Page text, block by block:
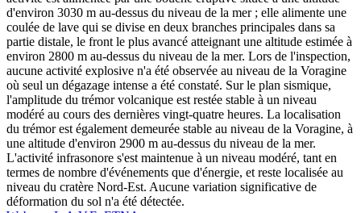
d'environ 3030 m au-dessus du niveau de la mer ; elle alimente une
coulée de lave qui se divise en deux branches principales dans sa
partie distale, le front le plus avancé atteignant une altitude estimée à
environ 2800 m au-dessus du niveau de la mer. Lors de l'inspection,
aucune activité explosive n'a été observée au niveau de la Voragine
où seul un dégazage intense a été constaté. Sur le plan sismique,
l'amplitude du trémor volcanique est restée stable à un niveau
modéré au cours des dernières vingt-quatre heures. La localisation
du trémor est également demeurée stable au niveau de la Voragine, à
une altitude d'environ 2900 m au-dessus du niveau de la mer.
L'activité infrasonore s'est maintenue à un niveau modéré, tant en
termes de nombre d'événements que d'énergie, et reste localisée au
niveau du cratère Nord-Est. Aucune variation significative de
déformation du sol n'a été détectée.